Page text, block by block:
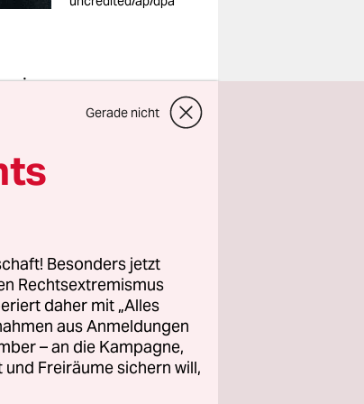
in
Gerade nicht
Besonders jetzt
Rechtsextremismus
daher mit „Alles
aus Anmeldungen
– an die Kampagne,
Freiräume sichern will,